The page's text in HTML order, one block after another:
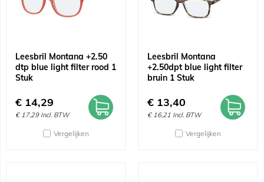
Leesbril Montana +2.50
dtp blue light filter rood 1
Stuk
€ 14,29
€ 17,29 Incl. BTW
Vergelijken
Leesbril Montana
+2.50dpt blue light filter
bruin 1 Stuk
€ 13,40
€ 16,21 Incl. BTW
Vergelijken